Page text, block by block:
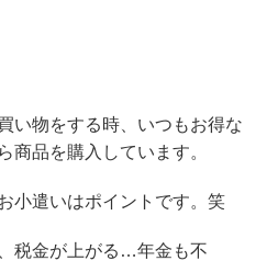
い物をする時、いつもお得な
商品を購入しています。
小遣いはポイントです。笑
税金が上がる…年金も不